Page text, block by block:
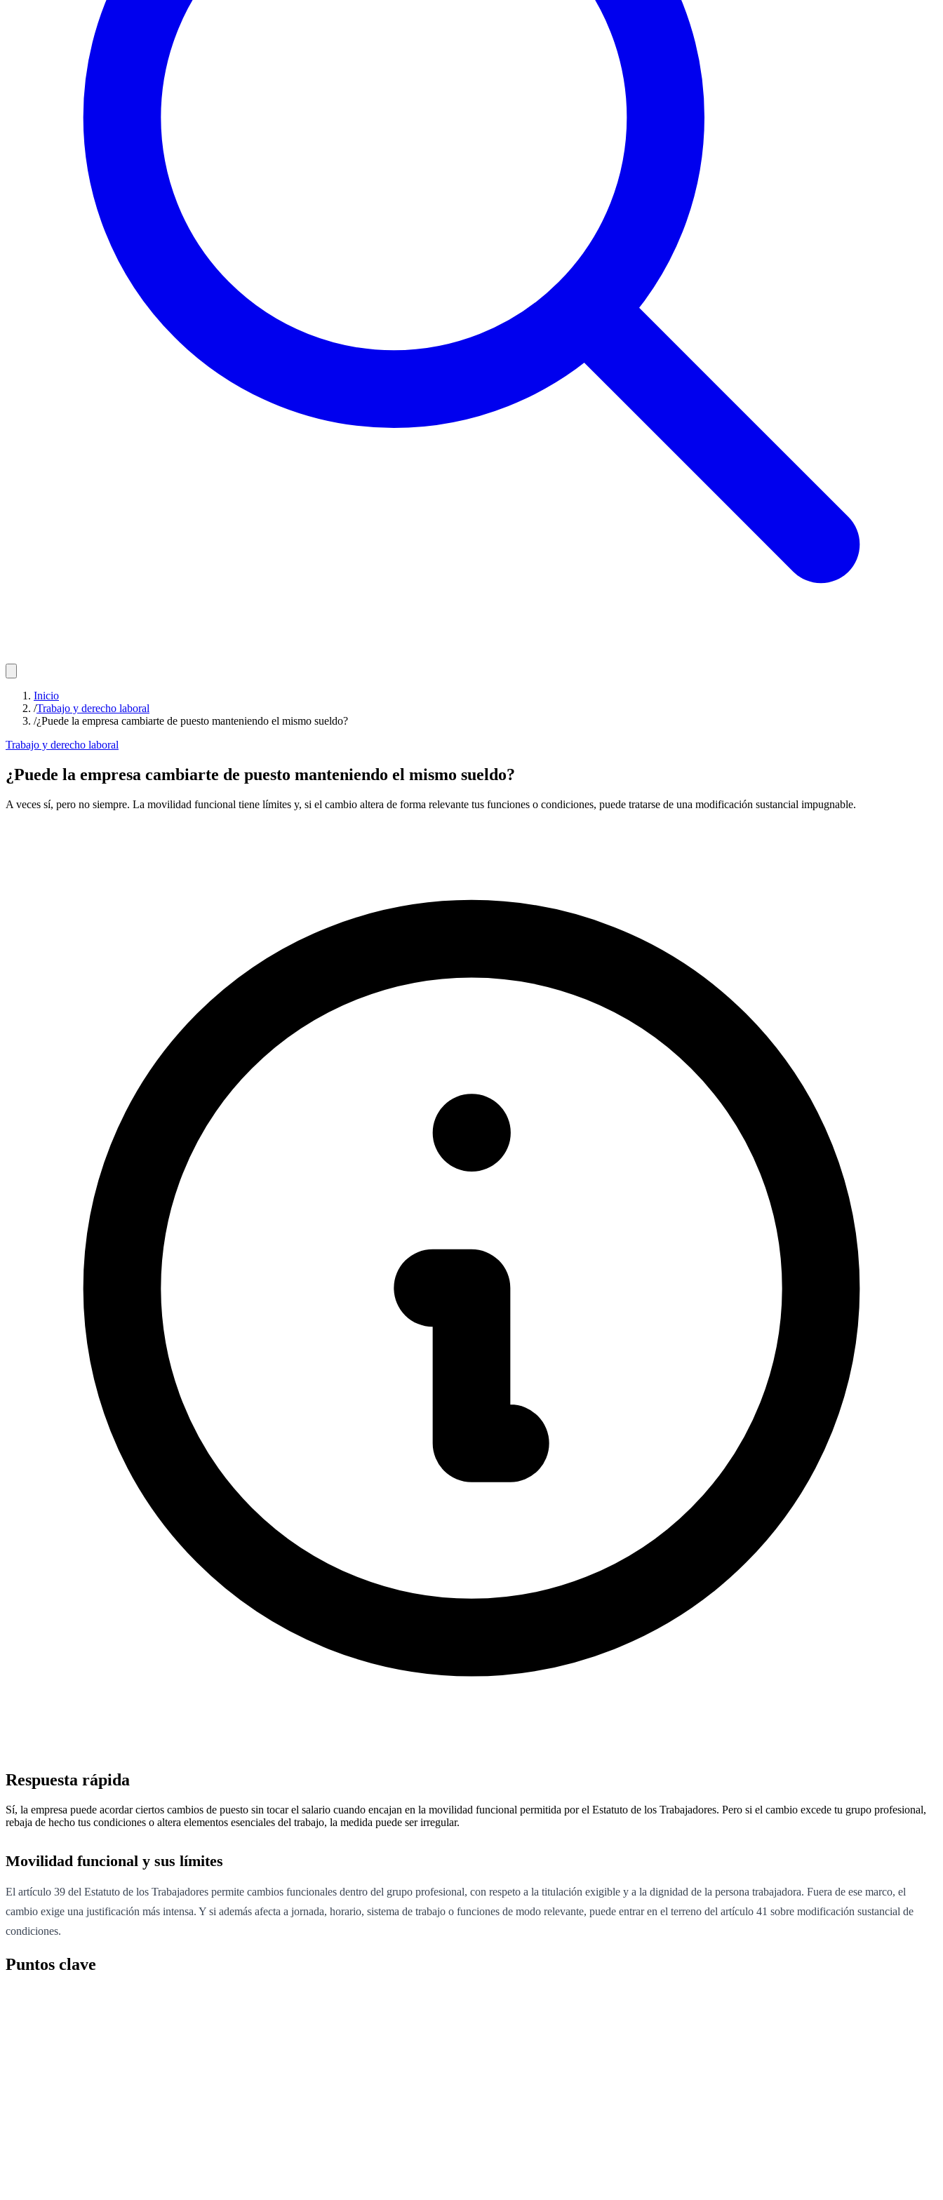
Inicio
/Trabajo y derecho laboral
/¿Puede la empresa cambiarte de puesto manteniendo el mismo sueldo?
Trabajo y derecho laboral
¿Puede la empresa cambiarte de puesto manteniendo el mismo sueldo?
A veces sí, pero no siempre. La movilidad funcional tiene límites y, si el cambio altera de forma relevante tus funciones o condiciones, puede tratarse de una modificación sustancial impugnable.
Respuesta rápida
Sí, la empresa puede acordar ciertos cambios de puesto sin tocar el salario cuando encajan en la movilidad funcional permitida por el Estatuto de los Trabajadores. Pero si el cambio excede tu grupo profesional,
rebaja de hecho tus condiciones o altera elementos esenciales del trabajo, la medida puede ser irregular.
Movilidad funcional y sus límites
El artículo 39 del Estatuto de los Trabajadores permite cambios funcionales dentro del grupo profesional, con respeto a la titulación exigible y a la dignidad de la persona trabajadora. Fuera de ese marco, el
cambio exige una justificación más intensa. Y si además afecta a jornada, horario, sistema de trabajo o funciones de modo relevante, puede entrar en el terreno del artículo 41 sobre modificación sustancial de
condiciones.
Puntos clave